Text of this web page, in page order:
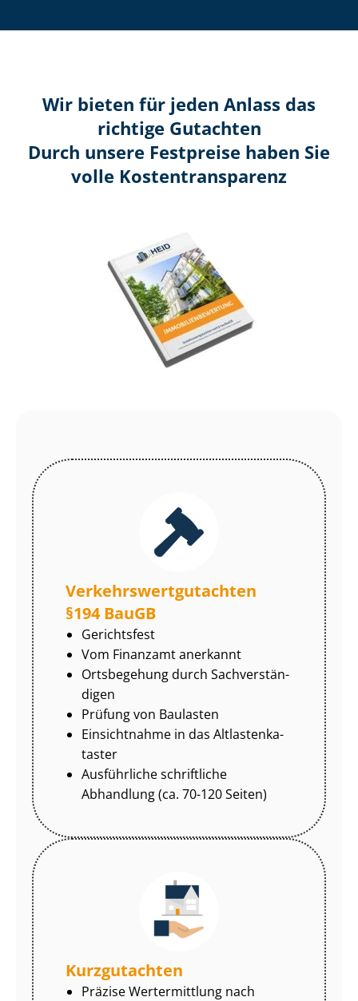
Wir bieten für jeden Anlass das
richtige Gutachten
Durch unsere Festpreise haben Sie
volle Kosten­transparenz
Ver­kehrs­wert­gut­ach­ten
§194 BauGB
Gerichtsfest
Vom Finanzamt anerkannt
Ortsbegehung durch Sach­ver­stän­
di­gen
Prüfung von Baulasten
Einsichtnahme in das Alt­las­ten­ka­
tas­ter
Ausführliche schriftliche
Abhandlung (ca. 70-120 Seiten)
Kurzgutachten
Präzise Wertermittlung nach